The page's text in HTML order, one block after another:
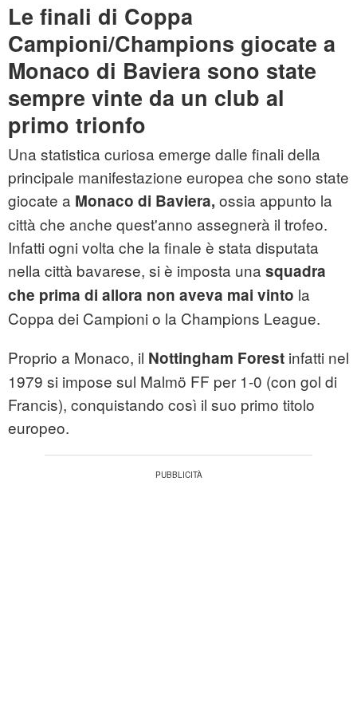
Le finali di Coppa
Campioni/Champions giocate a
Monaco di Baviera sono state
sempre vinte da un club al
primo trionfo
Una statistica curiosa emerge dalle finali della
principale manifestazione europea che sono state
giocate a Monaco di Baviera, ossia appunto la
città che anche quest'anno assegnerà il trofeo.
Infatti ogni volta che la finale è stata disputata
nella città bavarese, si è imposta una squadra
che prima di allora non aveva mai vinto la
Coppa dei Campioni o la Champions League.
Proprio a Monaco, il Nottingham Forest infatti nel
1979 si impose sul Malmö FF per 1-0 (con gol di
Francis), conquistando così il suo primo titolo
europeo.